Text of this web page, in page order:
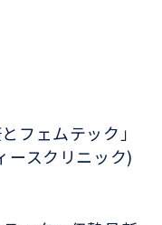
フェムテック」
スクリニック)